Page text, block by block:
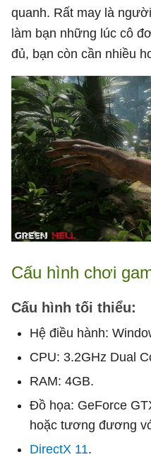
quanh. Rất may là
làm bạn những lúc cô
đủ, bạn còn cần nhiều
Cấu hình chơi
Cấu hình tối thiểu:
Hệ điều hành:
CPU: 3.2GHz Dual
RAM: 4GB.
Đồ họa: GeForce
hoặc tương đương
DirectX 11.